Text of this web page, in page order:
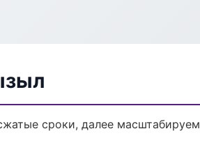
сроки, далее масштабируем